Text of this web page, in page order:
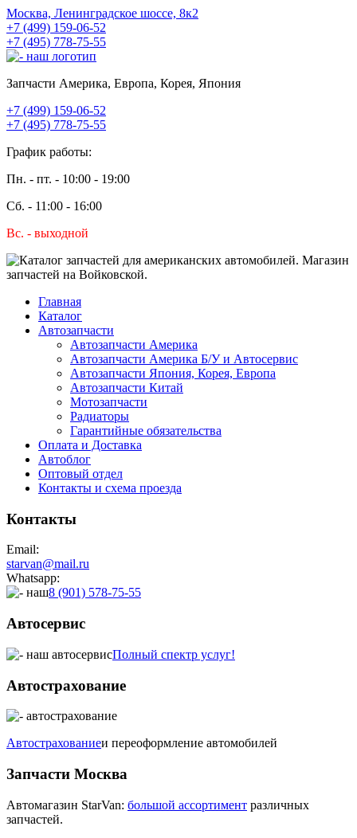
Москва, Ленинградское шоссе, 8к2
+7 (499) 159-06-52
+7 (495) 778-75-55
Запчасти Америка, Европа, Корея, Япония
+7 (499) 159-06-52
+7 (495) 778-75-55
График работы:
Пн. - пт. - 10:00 - 19:00
Сб. - 11:00 - 16:00
Вс. - выходной
Главная
Каталог
Автозапчасти
Автозапчасти Америка
Автозапчасти Америка Б/У и Автосервис
Автозапчасти Япония, Корея, Европа
Автозапчасти Китай
Мотозапчасти
Радиаторы
Гарантийные обязательства
Оплата и Доставка
Автоблог
Оптовый отдел
Контакты и схема проезда
Контакты
Email:
starvan@mail.ru
Whatsapp:
8 (901) 578-75-55
Автосервис
Полный спектр услуг!
Автострахование
Автострахованиеи переоформление автомобилей
Запчасти Москва
Автомагазин StarVan: большой ассортимент различных
запчастей.